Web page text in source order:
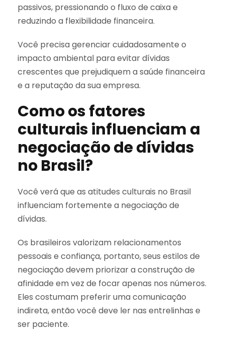
passivos, pressionando o fluxo de caixa e
reduzindo a flexibilidade financeira.
Você precisa gerenciar cuidadosamente o
impacto ambiental para evitar dívidas
crescentes que prejudiquem a saúde financeira
e a reputação da sua empresa.
Como os fatores
culturais influenciam a
negociação de dívidas
no Brasil?
Você verá que as atitudes culturais no Brasil
influenciam fortemente a negociação de
dívidas.
Os brasileiros valorizam relacionamentos
pessoais e confiança, portanto, seus estilos de
negociação devem priorizar a construção de
afinidade em vez de focar apenas nos números.
Eles costumam preferir uma comunicação
indireta, então você deve ler nas entrelinhas e
ser paciente.